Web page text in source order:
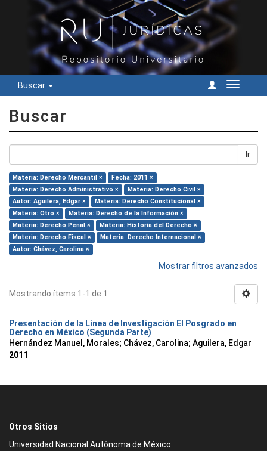
Buscar
Cambiar
Buscar
Ir
Materia: Derecho Mercantil ×
Fecha: 2011 ×
Materia: Derecho Administrativo ×
Materia: Derecho Civil ×
Autor: Aguilera, Edgar ×
Materia: Derecho Constitucional ×
Materia: Otro ×
Materia: Derecho de la Información ×
Materia: Derecho Penal ×
Materia: Historia del Derecho ×
Materia: Derecho Fiscal ×
Materia: Derecho Internacional ×
Autor: Chávez, Carolina ×
Mostrar filtros avanzados
Mostrando ítems 1-1 de 1
Presentación de la Línea de Investigación El Posgrado en
Derecho en México (Segunda Parte)
Hernández Manuel, Morales; Chávez, Carolina; Aguilera, Edgar
2011
Otros Sitios
Universidad Nacional Autónoma de México